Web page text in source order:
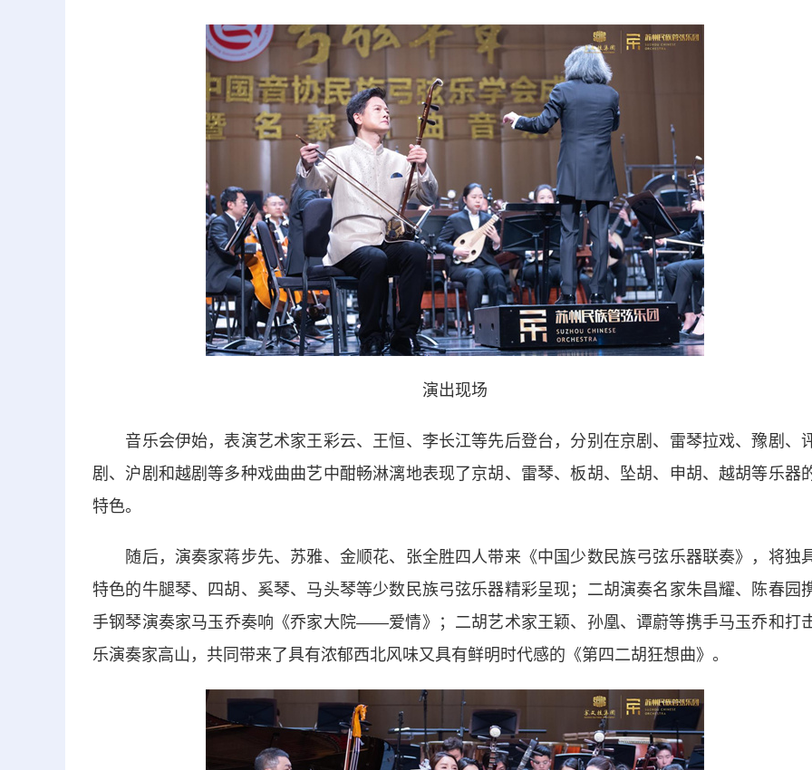
演出现场
音乐会伊始，表演艺术家王彩云、王恒、李长江等先后登台，分别在京剧、雷琴拉戏、豫剧、
剧、沪剧和越剧等多种戏曲曲艺中酣畅淋漓地表现了京胡、雷琴、板胡、坠胡、申胡、越胡等乐器
特色。
随后，演奏家蒋步先、苏雅、金顺花、张全胜四人带来《中国少数民族弓弦乐器联奏》，将独
特色的牛腿琴、四胡、奚琴、马头琴等少数民族弓弦乐器精彩呈现；二胡演奏名家朱昌耀、陈春园
手钢琴演奏家马玉乔奏响《乔家大院——爱情》；二胡艺术家王颖、孙凰、谭蔚等携手马玉乔和打
乐演奏家高山，共同带来了具有浓郁西北风味又具有鲜明时代感的《第四二胡狂想曲》。